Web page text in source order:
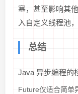
塞，甚至影响其
入自定义线程池
总结
Java 异步编程的
Future仅适合简单